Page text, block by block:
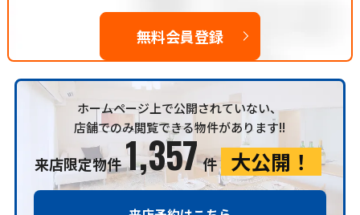
無料会員登録
ホームページ上で公開されていない、
店舗でのみ閲覧できる物件があります!!
来店限定物件1,357件 大公開！